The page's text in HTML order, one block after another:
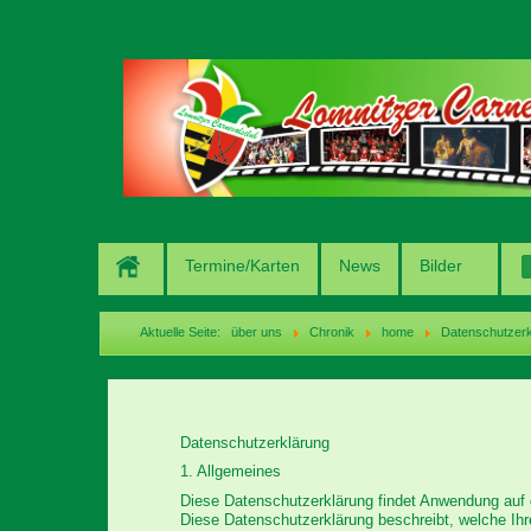
Termine/Karten News Bilder
Aktuelle Seite:über uns Chronik home
Datenschutzerklärung
1. Allgemeines
Diese Datenschutzerklärung findet Anwendung
Diese Datenschutzerklärung beschreibt, welche